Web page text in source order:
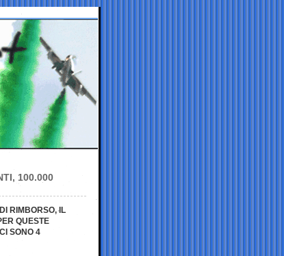
100.000
RIMBORSO, IL
QUESTE
SONO 4